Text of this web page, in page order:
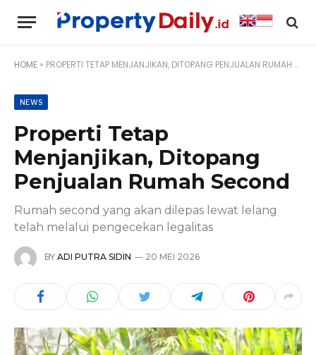
HOME » PROPERTI TETAP MENJANJIKAN, DITOPANG PENJUALAN RUMAH SECOND
NEWS
Properti Tetap
Menjanjikan, Ditopang
Penjualan Rumah Second
Rumah second yang akan dilepas lewat lelang
telah melalui pengecekan legalitas
BY ADI PUTRA SIDIN 20 MEI 2026